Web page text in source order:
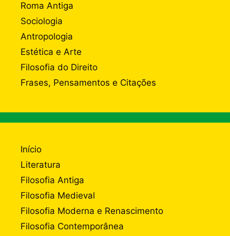
Roma Antiga
Sociologia
Antropologia
Estética e Arte
Filosofia do Direito
Frases, Pensamentos e Citações
Início
Literatura
Filosofia Antiga
Filosofia Medieval
Filosofia Moderna e Renascimento
Filosofia Contemporânea